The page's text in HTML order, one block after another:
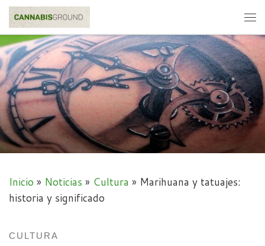
Skip to content
Inicio » Noticias » Cultura » Marihuana y tatuajes:
historia y significado
CULTURA